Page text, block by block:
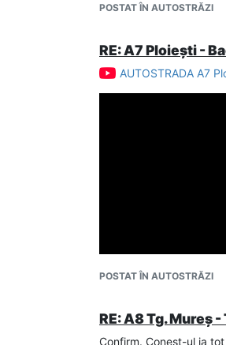
POSTAT ÎN AUTOSTRĂZI
RE: A7 Ploiești -
AUTOSTRADA A7
POSTAT ÎN AUTOSTRĂZI
RE: A8 Tg. Mureș
Confirm. Conest-ul ia